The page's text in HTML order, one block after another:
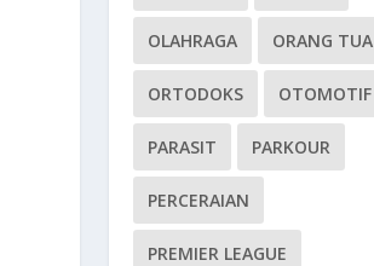
OLAHRAGA ORANG TUA
ORTODOKS OTOMOTIF
PARASIT PARKOUR
PERCERAIAN
PREMIER LEAGUE